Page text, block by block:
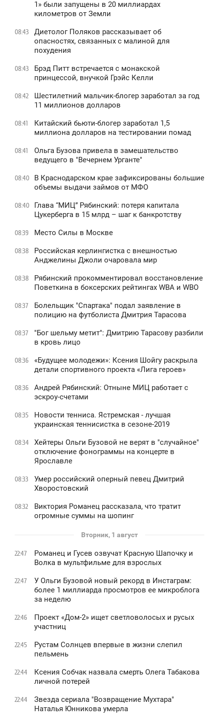
1» были запущены в 20 миллиардах
километров от Земли
08:43
Диетолог Поляков рассказывает об
опасностях, связанных с малиной для
похудения
08:43
Брэд Питт встречается с монакской
принцессой, внучкой Грэйс Келли
08:42
Шестилетний мальчик-блогер заработал за год
11 миллионов долларов
08:41
Китайский бьюти-блогер заработал 1,5
миллиона долларов на тестировании помад
08:41
Ольга Бузова привела в замешательство
ведущего в "Вечернем Урганте"
08:40
В Краснодарском крае зафиксированы большие
объемы выдачи займов от МФО
08:40
Глава “МИЦ” Рябинский: потеря капитала
Цукерберга в 15 млрд – шаг к банкротству
08:39 Место Силы в Москве
08:38
Российская керлингистка с внешностью
Анджелины Джоли очаровала мир
08:38
Рябинский прокомментировал восстановление
Поветкина в боксерских рейтингах WBA и WBO
08:37
Болельщик "Спартака" подал заявление в
полицию на футболиста Дмитрия Тарасова
08:37
"Бог шельму метит": Дмитрию Тарасову разбили
в кровь лицо
08:36
«Будущее молодежи»: Ксения Шойгу раскрыла
детали спортивного проекта «Лига героев»
08:36
Андрей Рябинский: Отныне МИЦ работает с
эскроу-счетами
08:35
Новости тенниса. Ястремская - лучшая
украинская теннисистка в сезоне-2019
08:34
Хейтеры Ольги Бузовой не верят в "случайное"
отключение фонограммы на концерте в
Ярославле
08:33
Умер российский оперный певец Дмитрий
Хворостовский
08:32
Виктория Романец рассказала, что тратит
огромные суммы на шопинг
Вторник, 1 август
22:47
Романец и Гусев озвучат Красную Шапочку и
Волка в мультфильме для взрослых
22:47
У Ольги Бузовой новый рекорд в Инстаграм:
более 1 миллиарда просмотров ее микроблога
за неделю
22:46
Проект «Дом-2» ищет светловолосых и русых
участниц
22:45
Рустам Солнцев впервые в жизни слепил
пельмень
22:44
Ксения Собчак назвала смерть Олега Табакова
личной потерей
22:44
Звезда сериала "Возвращение Мухтара"
Наталья Юнникова умерла